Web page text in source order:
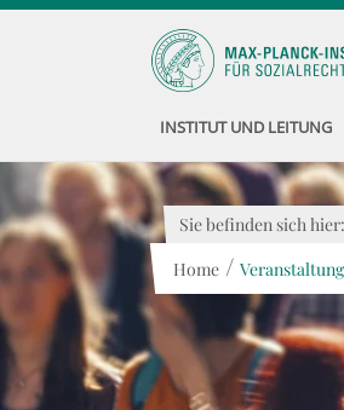
INSTITUT UND LEITUNG
Sie befinden sich hier:
Home /